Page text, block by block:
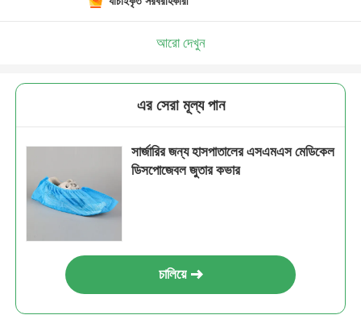
আরো দেখুন
এর সেরা মূল্য পান
সার্জারির জন্য হাসপাতালের এসএমএস মেডিকেল
ডিসপোজেবল জুতার কভার
চালিয়ে